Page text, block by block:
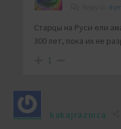
Старцы на Руси ели
300 лет, пока их не
1
kakajraznica